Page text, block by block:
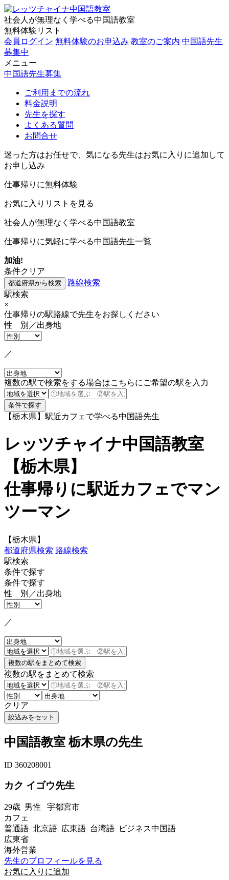
社会人が無理なく学べる中国語教室
無料体験リスト
会員ログイン 無料体験のお申込み 教室のご案内 中国語先生
募集中
メニュー
中国語先生募集
ご利用までの流れ
料金説明
先生を探す
よくある質問
お問合せ
迷った方はお任せで、気になる先生はお気に入りに追加して
お申し込み
仕事帰りに無料体験
お気に入りリストを見る
社会人が無理なく学べる中国語教室
仕事帰りに気軽に学べる中国語先生一覧
加油!
条件クリア
路線検索
駅検索
×
仕事帰りの駅路線で先生をお探しください
性 別／出身地
／
複数の駅で検索をする場合はこちらにご希望の駅を入力
【栃木県】駅近カフェで学べる中国語先生
レッツチャイナ中国語教室
【栃木県】
仕事帰りに駅近カフェでマン
ツーマン
【栃木県】
都道府県検索 路線検索
駅検索
条件で探す
条件で探す
性 別／出身地
／
複数の駅をまとめて検索
クリア
中国語教室 栃木県の先生
ID 360208001
カク イゴウ先生
29歳 男性 宇都宮市
カフェ
普通語 北京語 広東語 台湾語 ビジネス中国語
広東省
海外営業
先生のプロフィールを見る
お気に入りに追加